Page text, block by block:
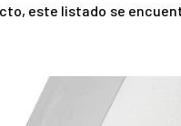
este listado se